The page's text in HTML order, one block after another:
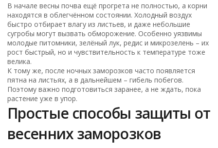
В начале весны почва ещё прогрета не полностью, а корни
находятся в облегчённом состоянии. Холодный воздух
быстро отбирает влагу из листьев, и даже небольшие
сугробы могут вызвать обморожение. Особенно уязвимы
молодые питомники, зелёный лук, редис и микрозелень – их
рост быстрый, но и чувствительность к температуре тоже
велика.
К тому же, после ночных заморозков часто появляется
пятна на листьях, а в дальнейшем – гибель побегов.
Поэтому важно подготовиться заранее, а не ждать, пока
растение уже в упор.
Простые способы защиты от
весенних заморозков